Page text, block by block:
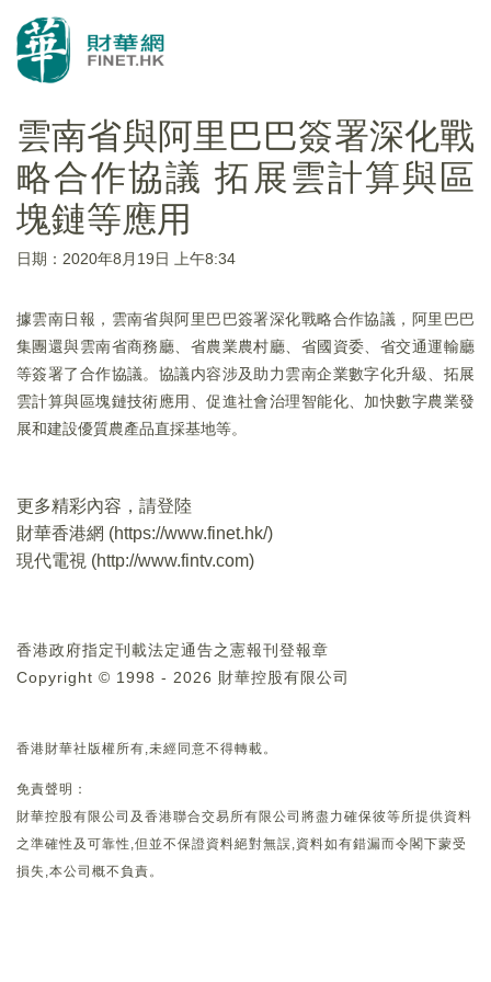
雲南省與阿里巴巴簽署深化戰
略合作協議 拓展雲計算與區
塊鏈等應用
日期：2020年8月19日 上午8:34
據雲南日報，雲南省與阿里巴巴簽署深化戰略合作協議，阿里巴巴
集團還與雲南省商務廳、省農業農村廳、省國資委、省交通運輸廳
等簽署了合作協議。協議内容涉及助力雲南企業數字化升級、拓展
雲計算與區塊鏈技術應用、促進社會治理智能化、加快數字農業發
展和建設優質農產品直採基地等。
更多精彩內容，請登陸
財華香港網 (https://www.finet.hk/)
現代電視 (http://www.fintv.com)
香港政府指定刊載法定通告之憲報刊登報章
Copyright © 1998 - 2026 財華控股有限公司
香港財華社版權所有,未經同意不得轉載。
免責聲明：
財華控股有限公司及香港聯合交易所有限公司將盡力確保彼等所提供資料
之準確性及可靠性,但並不保證資料絕對無誤,資料如有錯漏而令閣下蒙受
損失,本公司概不負責。